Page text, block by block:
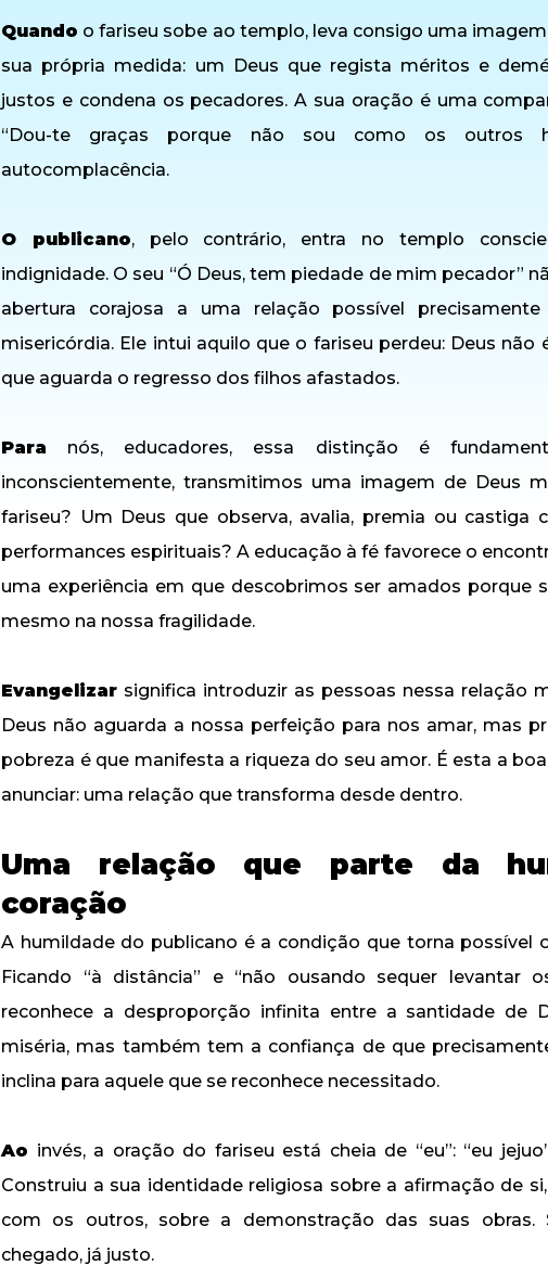
Quando o fariseu sobe ao templo, leva consigo uma
sua própria medida: um Deus que regista méritos e
justos e condena os pecadores. A sua oração é uma
“Dou-te graças porque não sou como os outros
autocomplacência.
O publicano, pelo contrário, entra no templo
indignidade. O seu “Ó Deus, tem piedade de mim pecador”
abertura corajosa a uma relação possível
misericórdia. Ele intui aquilo que o fariseu perdeu: Deus não
que aguarda o regresso dos filhos afastados.
Para nós, educadores, essa distinção é
inconscientemente, transmitimos uma imagem de Deus
fariseu? Um Deus que observa, avalia, premia ou castiga
performances espirituais? A educação à fé favorece o
uma experiência em que descobrimos ser amados porque
mesmo na nossa fragilidade.
Evangelizar significa introduzir as pessoas nessa relação
Deus não aguarda a nossa perfeição para nos amar, mas
pobreza é que manifesta a riqueza do seu amor. É esta a
anunciar: uma relação que transforma desde dentro.
Uma relação que parte da
coração
A humildade do publicano é a condição que torna possível
Ficando “à distância” e “não ousando sequer levantar
reconhece a desproporção infinita entre a santidade de
miséria, mas também tem a confiança de que
inclina para aquele que se reconhece necessitado.
Ao invés, a oração do fariseu está cheia de “eu”: “eu
Construiu a sua identidade religiosa sobre a afirmação de
com os outros, sobre a demonstração das suas obras.
chegado, já justo.